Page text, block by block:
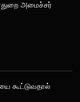
அமைச்சர்
கூட்டுவதால்